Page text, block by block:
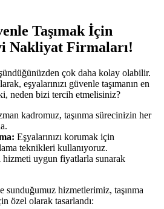
Taşımak İçin
Nakliyat Firmaları!
çok daha kolay olabilir.
eşyalarınızı güvenle taşımanın en
neden bizi tercih etmelisiniz?
kadromuz, taşınma sürecinizin her
Eşyalarınızı korumak için
teknikleri kullanıyoruz.
uygun fiyatlarla sunarak
sunduğumuz hizmetlerimiz, taşınma
özel olarak tasarlandı: